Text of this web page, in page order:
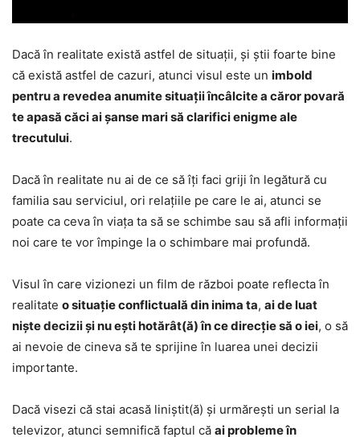
Dacă în realitate există astfel de situații, și știi foarte bine
că există astfel de cazuri, atunci visul este un imbold
pentru a revedea anumite situații încâlcite a căror povară
te apasă căci ai șanse mari să clarifici enigme ale
trecutului.
Dacă în realitate nu ai de ce să îți faci griji în legătură cu
familia sau serviciul, ori relațiile pe care le ai, atunci se
poate ca ceva în viața ta să se schimbe sau să afli informații
noi care te vor împinge la o schimbare mai profundă.
Visul în care vizionezi un film de război poate reflecta în
realitate o situație conflictuală din inima ta, ai de luat
niște decizii și nu ești hotărât(ă) în ce direcție să o iei, o să
ai nevoie de cineva să te sprijine în luarea unei decizii
importante.
Dacă visezi că stai acasă liniștit(ă) și urmărești un serial la
televizor, atunci semnifică faptul că ai probleme în